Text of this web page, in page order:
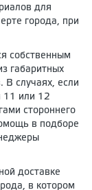
для
города, при
собственным
габаритных
В случаях, если
11 или 12
стороннего
в подборе
доставке
в котором